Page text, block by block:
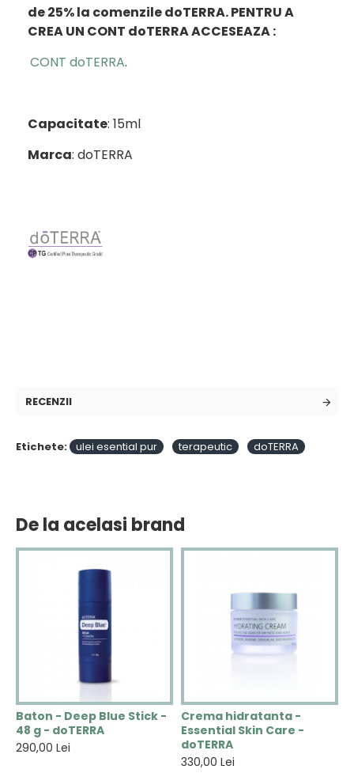
de 25% la comenzile doTERRA.PENTRU A
CREA UN CONT doTERRA ACCESEAZA :
CONT doTERRA.
Capacitate: 15ml
Marca: doTERRA
RECENZII
Etichete: ulei esential pur terapeutic doTERRA
De la acelasi brand
Baton - Deep Blue Stick -
48 g - doTERRA
290,00 Lei
Crema hidratanta -
Essential Skin Care -
doTERRA
330,00 Lei